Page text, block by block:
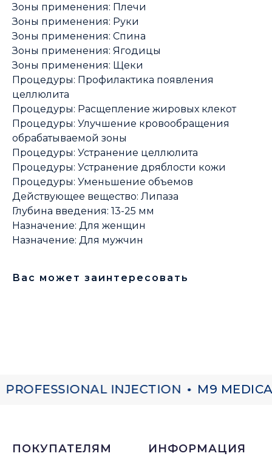
Зоны применения: Плечи
Зоны применения: Руки
Зоны применения: Спина
Зоны применения: Ягодицы
Зоны применения: Щеки
Процедуры: Профилактика появления
целлюлита
Процедуры: Расщепление жировых клекот
Процедуры: Улучшение кровообращения
обрабатываемой зоны
Процедуры: Устранение целлюлита
Процедуры: Устранение дряблости кожи
Процедуры: Уменьшение объемов
Действующее вещество: Липаза
Глубина введения: 13-25 мм
Назначение: Для женщин
Назначение: Для мужчин
Вас может заинтересовать
INJECTION M9
ПОКУПАТЕЛЯМ
ИНФОРМАЦИЯ